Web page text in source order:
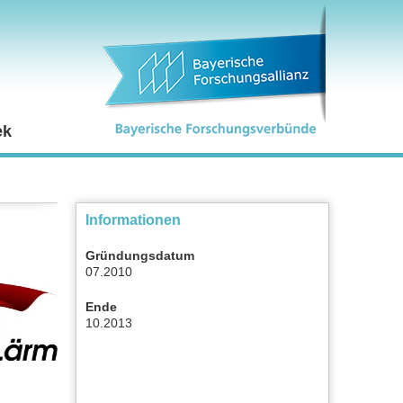
Informationen
Gründungsdatum
07.2010
Ende
10.2013